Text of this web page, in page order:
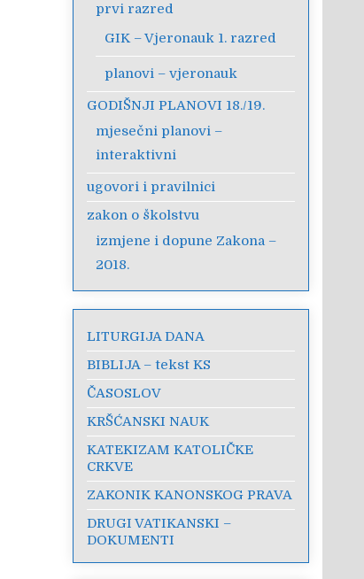
prvi razred
GIK – Vjeronauk 1. razred
planovi – vjeronauk
GODIŠNJI PLANOVI 18./19.
mjesečni planovi –
interaktivni
ugovori i pravilnici
zakon o školstvu
izmjene i dopune Zakona –
2018.
LITURGIJA DANA
BIBLIJA – tekst KS
ČASOSLOV
KRŠĆANSKI NAUK
KATEKIZAM KATOLIČKE
CRKVE
ZAKONIK KANONSKOG PRAVA
DRUGI VATIKANSKI –
DOKUMENTI